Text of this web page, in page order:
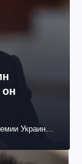
он
Украины